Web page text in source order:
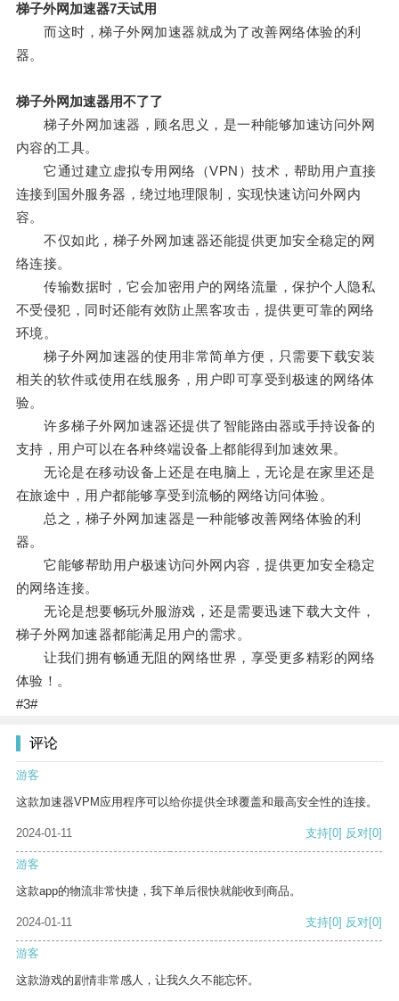
梯子外网加速器7天试用
而这时，梯子外网加速器就成为了改善网络体验的利
器。
梯子外网加速器用不了了
梯子外网加速器，顾名思义，是一种能够加速访问外网
内容的工具。
它通过建立虚拟专用网络（VPN）技术，帮助用户直接
连接到国外服务器，绕过地理限制，实现快速访问外网内
容。
不仅如此，梯子外网加速器还能提供更加安全稳定的网
络连接。
传输数据时，它会加密用户的网络流量，保护个人隐私
不受侵犯，同时还能有效防止黑客攻击，提供更可靠的网络
环境。
梯子外网加速器的使用非常简单方便，只需要下载安装
相关的软件或使用在线服务，用户即可享受到极速的网络体
验。
许多梯子外网加速器还提供了智能路由器或手持设备的
支持，用户可以在各种终端设备上都能得到加速效果。
无论是在移动设备上还是在电脑上，无论是在家里还是
在旅途中，用户都能够享受到流畅的网络访问体验。
总之，梯子外网加速器是一种能够改善网络体验的利
器。
它能够帮助用户极速访问外网内容，提供更加安全稳定
的网络连接。
无论是想要畅玩外服游戏，还是需要迅速下载大文件，
梯子外网加速器都能满足用户的需求。
让我们拥有畅通无阻的网络世界，享受更多精彩的网络
体验！。
#3#
评论
游客
这款加速器VPM应用程序可以给你提供全球覆盖和最高安全性的连接。
2024-01-11 支持[0] 反对[0]
游客
这款app的物流非常快捷，我下单后很快就能收到商品。
2024-01-11 支持[0] 反对[0]
游客
这款游戏的剧情非常感人，让我久久不能忘怀。